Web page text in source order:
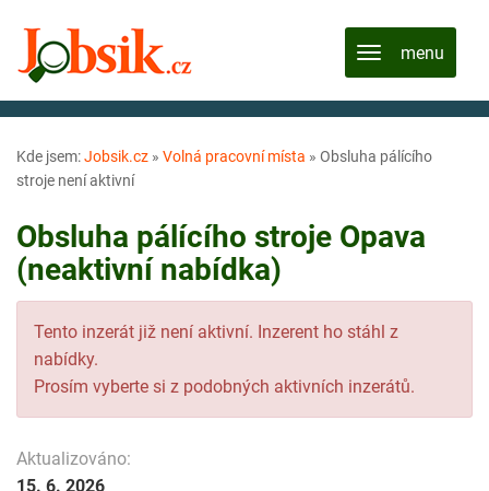
Kde jsem:Jobsik.cz » Volná pracovní místa » Obsluha pálícího
stroje není aktivní
Obsluha pálícího stroje Opava
(neaktivní nabídka)
Tento inzerát již není aktivní. Inzerent ho stáhl z
nabídky.
Prosím vyberte si z podobných aktivních inzerátů.
Aktualizováno:
15. 6. 2026